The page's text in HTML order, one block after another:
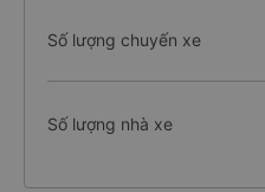
Số lượng chuyến xe
Số lượng nhà xe